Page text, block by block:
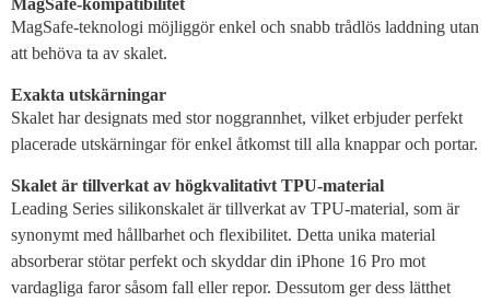
MagSafe-teknologi möjliggör enkel och snabb trådlös laddning utan
att behöva ta av skalet.
Exakta utskärningar
Skalet har designats med stor noggrannhet, vilket erbjuder perfekt
placerade utskärningar för enkel åtkomst till alla knappar och portar.
Skalet är tillverkat av högkvalitativt TPU-material
Leading Series silikonskalet är tillverkat av TPU-material, som är
synonymt med hållbarhet och flexibilitet. Detta unika material
absorberar stötar perfekt och skyddar din iPhone 16 Pro mot
vardagliga faror såsom fall eller repor. Dessutom ger dess lätthet